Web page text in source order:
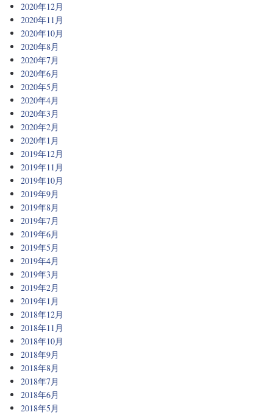
2020年12月
2020年11月
2020年10月
2020年8月
2020年7月
2020年6月
2020年5月
2020年4月
2020年3月
2020年2月
2020年1月
2019年12月
2019年11月
2019年10月
2019年9月
2019年8月
2019年7月
2019年6月
2019年5月
2019年4月
2019年3月
2019年2月
2019年1月
2018年12月
2018年11月
2018年10月
2018年9月
2018年8月
2018年7月
2018年6月
2018年5月